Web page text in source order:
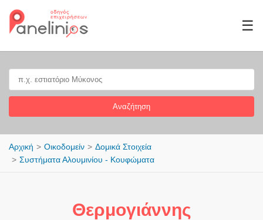
☰
Αναζήτηση
Αρχική Οικοδομείν
Δομικά Στοιχεία
Συστήματα Αλουμινίου - Κουφώματα
Θερμογιάννης